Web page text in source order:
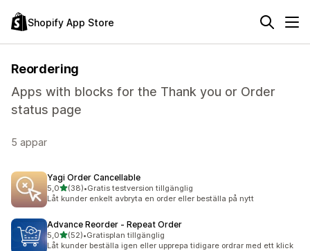
Shopify App Store
Reordering
Apps with blocks for the Thank you or Order
status page
5 appar
Yagi Order Cancellable
5,0av 5 stjärnor
(38)
38 recensioner totalt
•Gratis testversion tillgänglig
Låt kunder enkelt avbryta en order eller beställa på nytt
Advance Reorder ‑ Repeat Order
5,0av 5 stjärnor
(52)
52 recensioner totalt
•Gratisplan tillgänglig
Låt kunder beställa igen eller upprepa tidigare ordrar med ett klick